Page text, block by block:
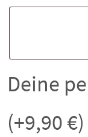
Deine
(+9,90€)